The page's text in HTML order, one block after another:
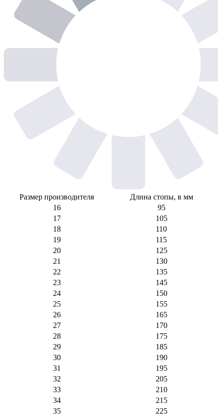
Размер производителя
Длина стопы, в мм
16
95
17
105
18
110
19
115
20
125
21
130
22
135
23
145
24
150
25
155
26
165
27
170
28
175
29
185
30
190
31
195
32
205
33
210
34
215
35
225